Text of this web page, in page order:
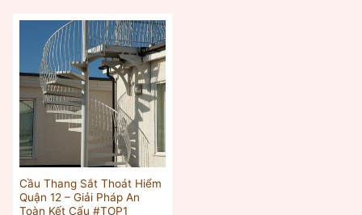
Cầu Thang Sắt Thoát Hiểm
Quận 12 – Giải Pháp An
Toàn Kết Cấu #TOP1